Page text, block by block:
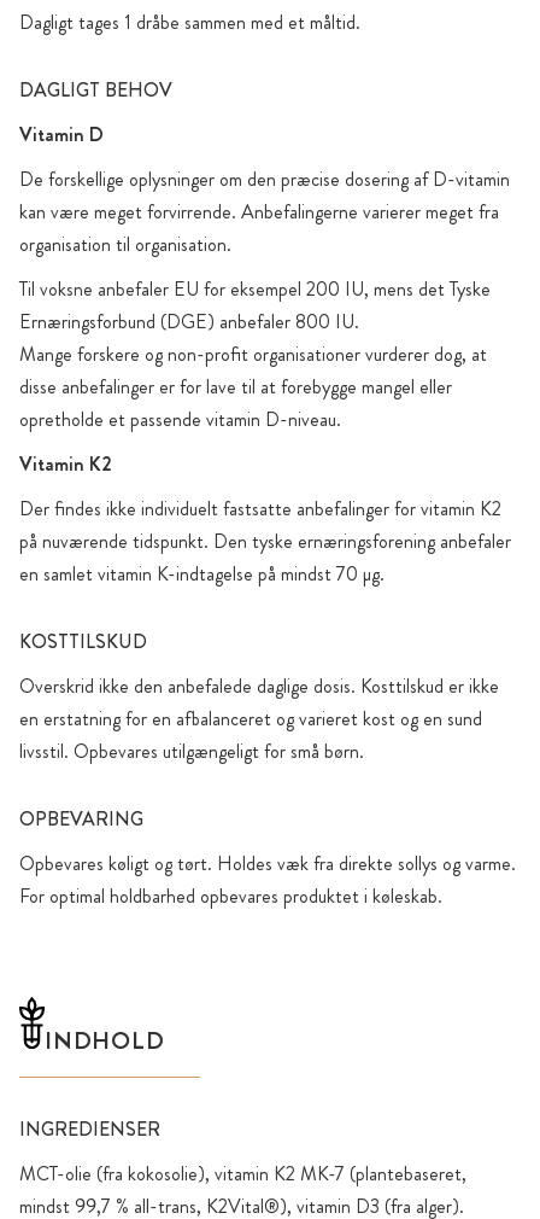
Dagligt tages 1 dråbe sammen med et måltid.
DAGLIGT BEHOV
Vitamin D
De forskellige oplysninger om den præcise dosering af D-vitamin
kan være meget forvirrende. Anbefalingerne varierer meget fra
organisation til organisation.
Til voksne anbefaler EU for eksempel 200 IU, mens det Tyske
Ernæringsforbund (DGE) anbefaler 800 IU.
Mange forskere og non-profit organisationer vurderer dog, at
disse anbefalinger er for lave til at forebygge mangel eller
opretholde et passende vitamin D-niveau.
Vitamin K2
Der findes ikke individuelt fastsatte anbefalinger for vitamin K2
på nuværende tidspunkt. Den tyske ernæringsforening anbefaler
en samlet vitamin K-indtagelse på mindst 70 µg.
KOSTTILSKUD
Overskrid ikke den anbefalede daglige dosis. Kosttilskud er ikke
en erstatning for en afbalanceret og varieret kost og en sund
livsstil. Opbevares utilgængeligt for små børn.
OPBEVARING
Opbevares køligt og tørt. Holdes væk fra direkte sollys og varme.
For optimal holdbarhed opbevares produktet i køleskab.
INDHOLD
INGREDIENSER
MCT-olie (fra kokosolie), vitamin K2 MK-7 (plantebaseret,
mindst 99,7 % all-trans, K2Vital®), vitamin D3 (fra alger).